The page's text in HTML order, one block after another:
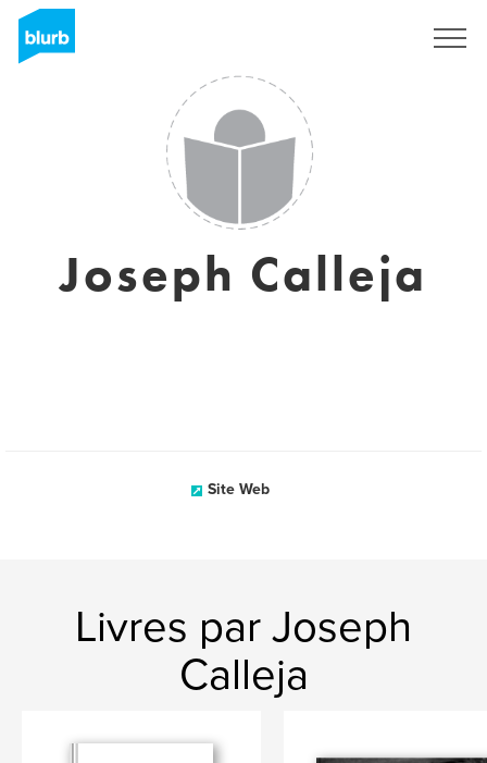
Joseph Calleja
Site Web
Livres par Joseph
Calleja